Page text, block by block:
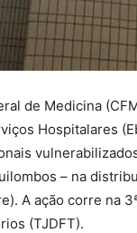
de Medicina
Hospitalares
– na
A ação corre na
(TJDFT).